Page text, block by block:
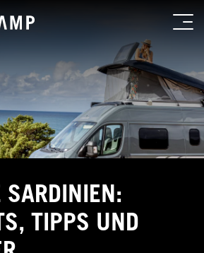
SARDINIEN:
TIPPS UND